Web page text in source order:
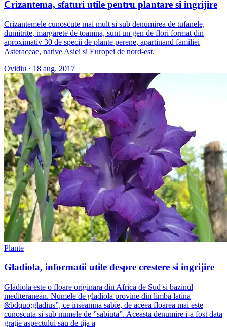
Crizantema, sfaturi utile pentru plantare si ingrijire
Crizantemele cunoscute mai mult si sub denumirea de tufanele,
dumitrite, margarete de toamna, sunt un gen de flori format din
aproximativ 30 de specii de plante perene, apartinand familiei
Asteraceae, native Asiei si Europei de nord-est.
Ovidiu · 18 aug. 2017
Plante
Gladiola, informatii utile despre crestere si ingrijire
Gladiola este o floare originara din Africa de Sud si bazinul
mediteranean. Numele de gladiola provine din limba latina
&bdquo;gladius”, ce inseamna sabie, de aceea floarea mai este
cunoscuta si sub numele de ”sabiuta”. Aceasta denumire i-a fost data
graţie aspectului sau de tija a